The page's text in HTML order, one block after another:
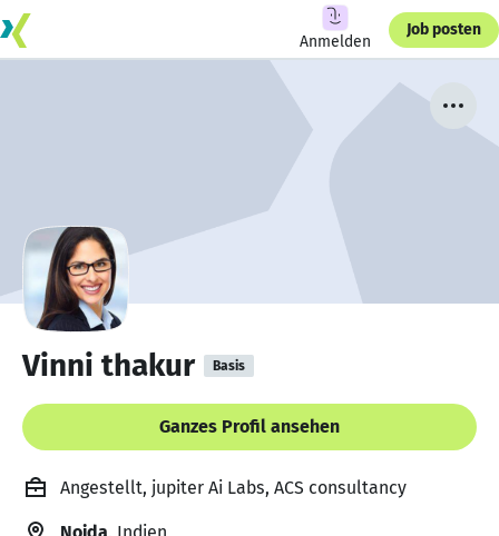
Anmelden
Job posten
Vinni thakur Basis
Ganzes Profil ansehen
Angestellt, jupiter Ai Labs, ACS consultancy
Noida, Indien